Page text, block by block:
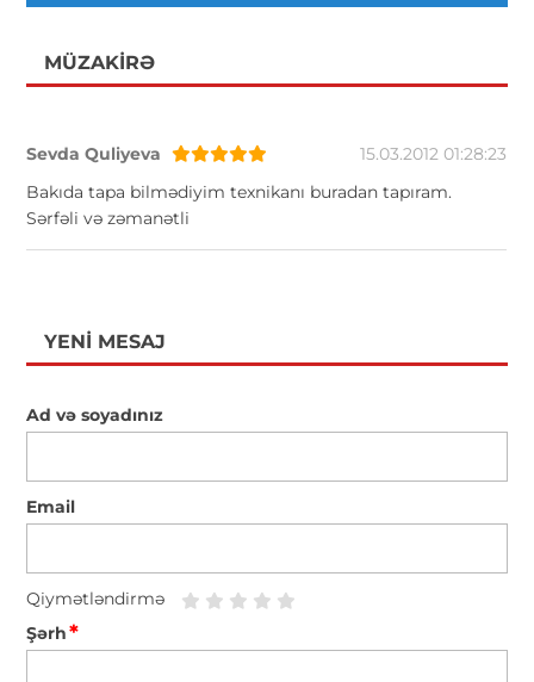
MÜZAKIRƏ
Sevda Quliyeva
15.03.2012 01:28:23
Bakıda tapa bilmədiyim texnikanı buradan tapıram.
Sərfəli və zəmanətli
YENI MESAJ
Ad və soyadınız
Email
Qiymətləndirmə
Şərh*